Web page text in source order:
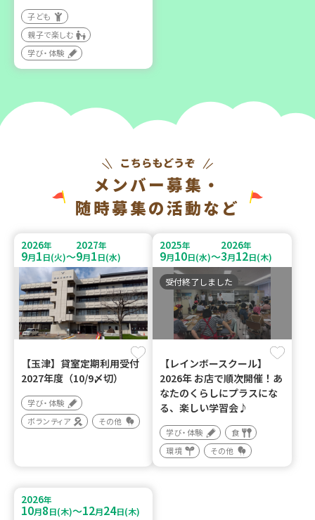
子ども
親子で楽しむ
学び・体験
メンバー募集・
随時募集の活動など
2026年
9月1日(火)～
2027年
9月1日(水)
【玉津】貸室定期利用受付
2027年度（10/9〆切）
学び・体験
ボランティア
その他
2025年
9月10日(水)～
2026年
3月12日(木)
受付終了しました
【レインボースクール】
2026年 お店で順次開催！あ
なたのくらしにプラスにな
る、楽しい学習会♪
学び・体験
食
環境
その他
2026年
10月8日(木)～12月24日(木)